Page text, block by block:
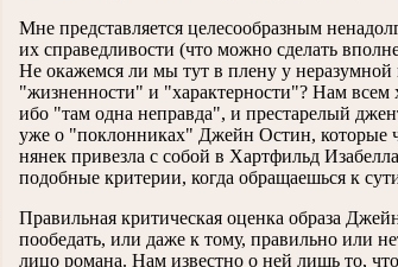
Мне представляется целесообразным
их справедливости (что можно сделать
Не окажемся ли мы тут в плену у неразумной
"жизненности" и "характерности"? Нам всем
ибо "там одна неправда", и престарелый
уже о "поклонниках" Джейн Остин, которые
нянек привезла с собой в Хартфильд
подобные критерии, когда обращаешься к
Правильная критическая оценка образа
пообедать, или даже к тому, правильно или
лицо романа. Нам известно о ней лишь то,